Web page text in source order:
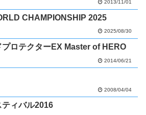
2013/11/01
CHAMPIONSHIP 2025
2025/08/30
プロテクターEX Master of HERO
2014/06/21
2008/04/04
ィバル2016